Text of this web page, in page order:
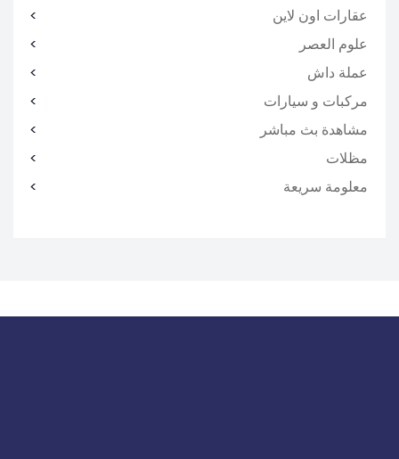
عقارات اون لاين
علوم العصر
عملة داش
مركبات و سيارات
مشاهدة بث مباشر
مظلات
معلومة سريعة